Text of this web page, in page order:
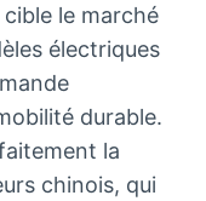
le marché
électriques
durable.
la
chinois, qui